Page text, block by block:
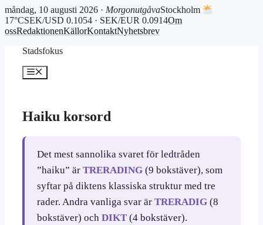
måndag, 10 augusti 2026 · MorgonutgåvaStockholm
17°CSEK/USD 0.1054 · SEK/EUR 0.0914Om
ossRedaktionenKällorKontaktNyhetsbrev
Stadsfokus
Meny
Haiku korsord
Det mest sannolika svaret för ledtråden
”haiku” är TRERADING(9 bokstäver), som
syftar på diktens klassiska struktur med tre
rader. Andra vanliga svar är TRERADIG(8
bokstäver) och DIKT(4 bokstäver).